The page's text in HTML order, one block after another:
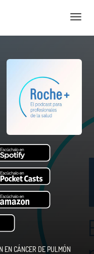
Nav
EN CÁNCER DE PULMÓN